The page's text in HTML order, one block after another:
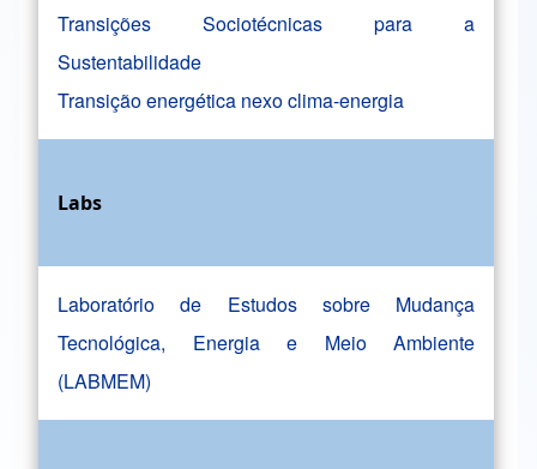
Transições Sociotécnicas para a
Sustentabilidade
Transição energética nexo clima-energia
Labs
Laboratório de Estudos sobre Mudança
Tecnológica, Energia e Meio Ambiente
(LABMEM)